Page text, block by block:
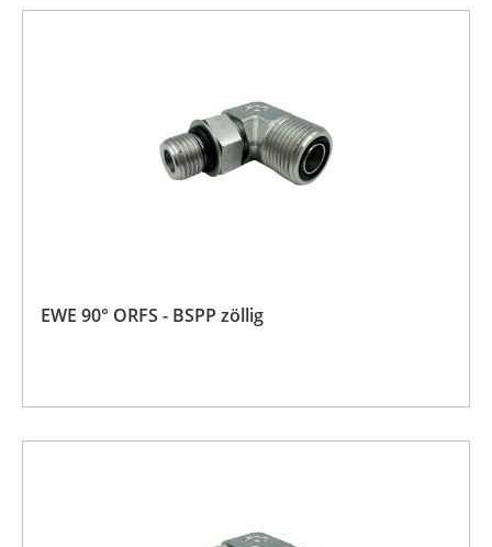
EWE 90° ORFS - BSPP zöllig